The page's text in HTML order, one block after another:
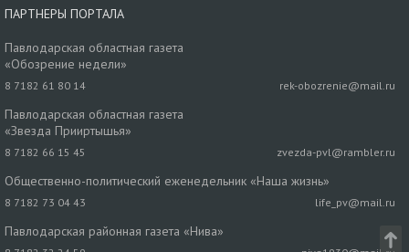
ПАРТНЕРЫ ПОРТАЛА
Павлодарская областная газета
«Обозрение недели»
8 7182 61 80 14 rek-obozrenie@mail.ru
Павлодарская областная газета
«Звезда Прииртышья»
8 7182 66 15 45 zvezda-pvl@rambler.ru
Общественно-политический еженедельник «Наша жизнь»
8 7182 73 04 43 life_pv@mail.ru
Павлодарская районная газета «Нива»